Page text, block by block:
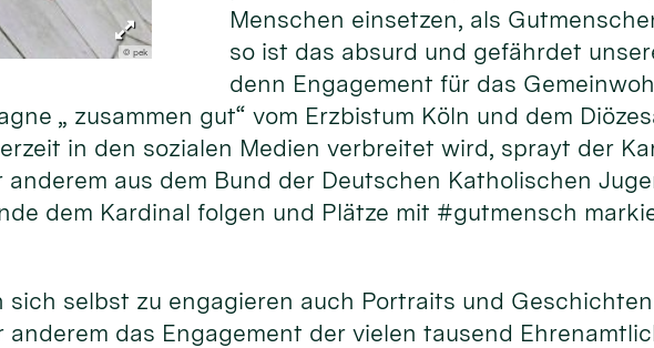
© pek
Menschen einsetzen, als
so ist das absurd und gefährdet
denn Engagement für das
„ zusammen gut“ vom Erzbistum Köln und dem
in den sozialen Medien verbreitet wird, sprayt der
aus dem Bund der Deutschen Katholischen
dem Kardinal folgen und Plätze mit #gutmensch
selbst zu engagieren auch Portraits und
das Engagement der vielen tausend